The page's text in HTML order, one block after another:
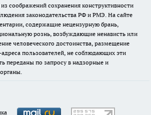
соображений сохранения конструктивности
законодательства РФ и РМЭ. На сайте
содержащие нецензурную брань,
рознь, возбуждающие ненависть или
человеческого достоинства, размещение
пользователей, не соблюдающих эти
переданы по запросу в надзорные и